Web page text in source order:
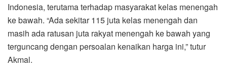
Indonesia, terutama terhadap masyarakat kelas menengah
ke bawah. “Ada sekitar 115 juta kelas menengah dan
masih ada ratusan juta rakyat menengah ke bawah yang
terguncang dengan persoalan kenaikan harga ini,” tutur
Akmal.